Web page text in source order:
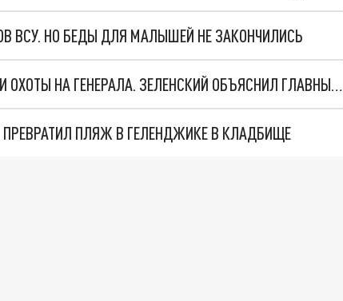
ВСУ. НО БЕДЫ ДЛЯ МАЛЫШЕЙ НЕ ЗАКОНЧИЛИСЬ
"МЫ ВАС ЗАСТАВИМ": ЖУТКИЕ ДЕТАЛИ ОХОТЫ НА ГЕНЕРАЛА. ЗЕЛЕНСКИЙ ОБЪЯСНИЛ ГЛАВНЫЙ СМЫСЛ ТЕРАКТА В ЦЕНТРЕ МОСКВЫ
ПЛЯЖ В ГЕЛЕНДЖИКЕ В КЛАДБИЩЕ